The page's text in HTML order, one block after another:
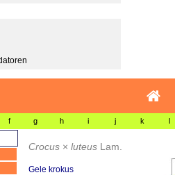
f g h i j k l
Crocus × luteus Lam.
Gele krokus